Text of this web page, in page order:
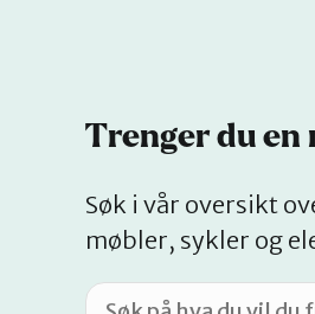
Trenger du en
Søk i vår oversikt
møbler, sykler og